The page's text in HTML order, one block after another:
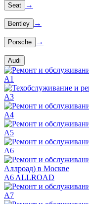
Seat →
Bentley →
Porsche →
Audi
A1
A3
A4
A5
A6
A6 ALLROAD
A7